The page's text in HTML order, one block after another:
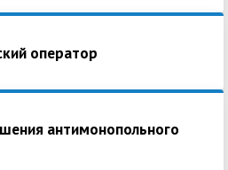
оператор
антимонопольного